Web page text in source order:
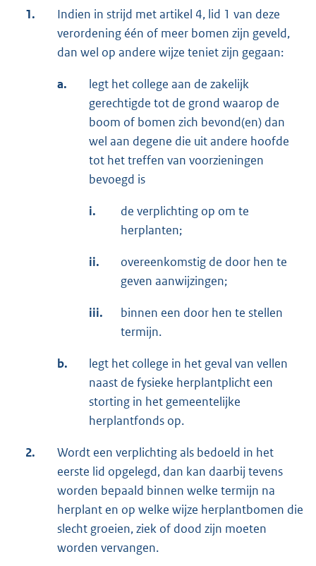
1.
Indien in strijd met artikel 4, lid 1 van deze
verordening één of meer bomen zijn geveld,
dan wel op andere wijze teniet zijn gegaan:
a.
legt het college aan de zakelijk
gerechtigde tot de grond waarop de
boom of bomen zich bevond(en) dan
wel aan degene die uit andere hoofde
tot het treffen van voorzieningen
bevoegd is
i.
de verplichting op om te
herplanten;
ii.
overeenkomstig de door hen te
geven aanwijzingen;
iii.
binnen een door hen te stellen
termijn.
b.
legt het college in het geval van vellen
naast de fysieke herplantplicht een
storting in het gemeentelijke
herplantfonds op.
2.
Wordt een verplichting als bedoeld in het
eerste lid opgelegd, dan kan daarbij tevens
worden bepaald binnen welke termijn na
herplant en op welke wijze herplantbomen die
slecht groeien, ziek of dood zijn moeten
worden vervangen.